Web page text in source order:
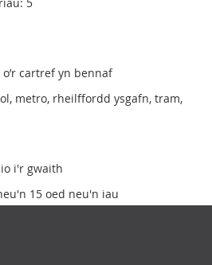
cartref yn bennaf
metro, rheilffordd ysgafn, tram,
i'r gwaith
15 oed neu'n iau